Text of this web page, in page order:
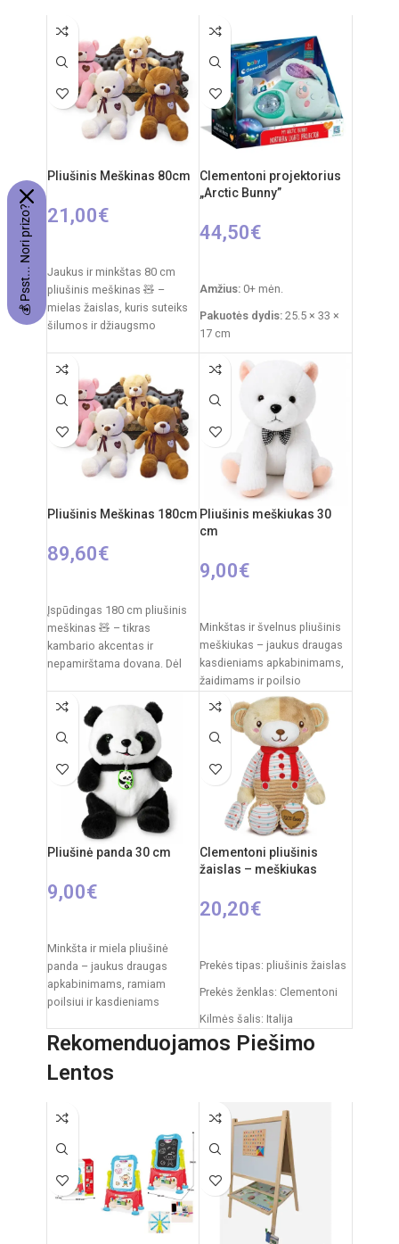
nuo 3 metų
Valdymo pulto elementai: 2 x
AA (nepridedamos)
Mašinos akumuliatorius: 4.8V
Pliušinis Meškinas 80cm
21,00€
Jaukus ir minkštas 80 cm
pliušinis meškinas 🧸 –
mielas žaislas, kuris suteiks
šilumos ir džiaugsmo
pliušas,
Clementoni projektorius
„Arctic Bunny”
44,50€
Amžius: 0+ mėn.
Pakuotės dydis: 25.5 × 33 ×
17 cm
Prekės svoris:
projektorius, melodijos,
baltasis triukšmas
Medžiagos:
pliušas,
plastikas
Priežiūra:pliušas skalbiamas
išimant vidinį modulį
Kilmės šalis:
Pliušinis Meškinas 180cm
89,60€
Įspūdingas 180 cm pliušinis
meškinas 🧸 – tikras
kambario akcentas ir
nepamirštama dovana. Dėl
Pliušinis meškiukas 30
cm
9,00€
Minkštas ir švelnus pliušinis
meškiukas – jaukus draugas
kasdieniams apkabinimams,
žaidimams ir poilsio
akimirkoms. Klasikinis
dizainas su dekoratyviniu
kaspinėliu suteikia
Pliušinė panda 30 cm
9,00€
Minkšta ir miela pliušinė
panda – jaukus draugas
apkabinimams, ramiam
poilsiui ir kasdieniams
baltas pandos dizainas,
švelnus
Clementoni pliušinis
žaislas – meškiukas
20,20€
Prekės tipas: pliušinis žaislas
Prekės ženklas: Clementoni
Kilmės šalis: Italija
Pakuotės išmatavimai: 31 x
Rekomenduojamos Piešimo
Lentos
💰 Psst... Nori prizo?